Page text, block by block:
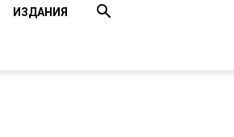
ИЗДАНИЯ